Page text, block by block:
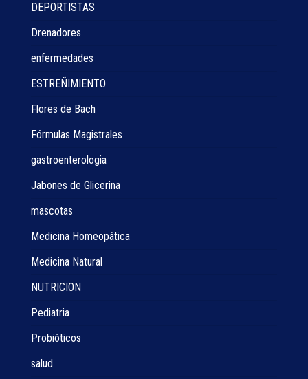
DEPORTISTAS
Drenadores
enfermedades
ESTREÑIMIENTO
Flores de Bach
Fórmulas Magistrales
gastroenterologia
Jabones de Glicerina
mascotas
Medicina Homeopática
Medicina Natural
NUTRICION
Pediatria
Probióticos
salud